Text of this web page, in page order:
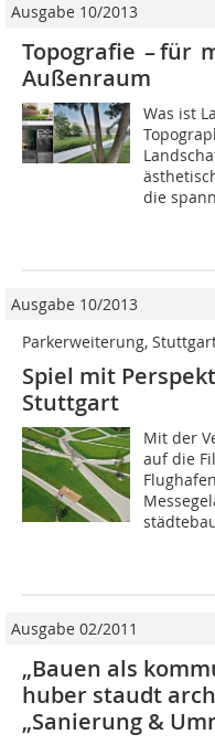
Ausgabe 10/2013
Topografie – für
Außenraum
Was ist
die
Ausgabe 10/2013
Parkerweiterung,
Spiel mit
Stuttgart
Mit der
auf die
Ausgabe 02/2011
„Bauen als
huber staudt
„Sanierung &